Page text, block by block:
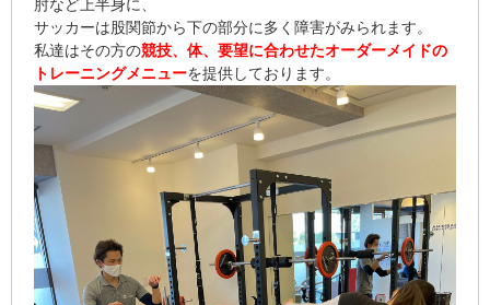
肘など上半身に、
サッカーは股関節から下の部分に多く障害がみられます。
私達はその方の競技、体、要望に合わせたオーダーメイドの
トレーニングメニューを提供しております。